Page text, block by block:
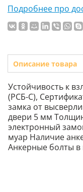
Подробнее про
Описание товара
Устойчивость к
(РСБ-С),
замка от
двери 5 мм
электронный
муар Наличие
Анкерные болты в